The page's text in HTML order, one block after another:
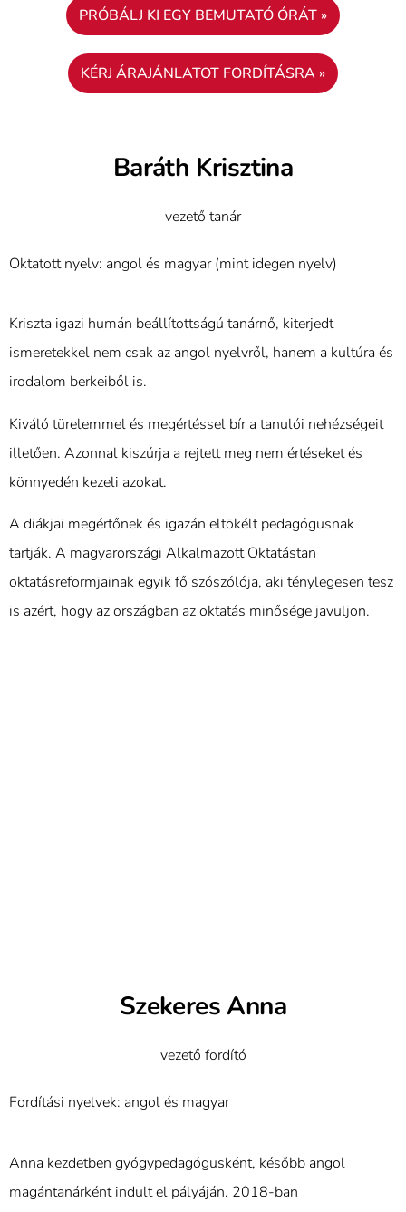
PRÓBÁLJ KI EGY BEMUTATÓ ÓRÁT »
KÉRJ ÁRAJÁNLATOT FORDÍTÁSRA »
Baráth Krisztina
vezető tanár
Oktatott nyelv: angol és magyar (mint idegen nyelv)
Kriszta igazi humán beállítottságú tanárnő, kiterjedt
ismeretekkel nem csak az angol nyelvről, hanem a kultúra és
irodalom berkeiből is.
Kiváló türelemmel és megértéssel bír a tanulói nehézségeit
illetően. Azonnal kiszúrja a rejtett meg nem értéseket és
könnyedén kezeli azokat.
A diákjai megértőnek és igazán eltökélt pedagógusnak
tartják. A magyarországi Alkalmazott Oktatástan
oktatásreformjainak egyik fő szószólója, aki ténylegesen tesz
is azért, hogy az országban az oktatás minősége javuljon.
Szekeres Anna
vezető fordító
Fordítási nyelvek: angol és magyar
Anna kezdetben gyógypedagógusként, később angol
magántanárként indult el pályáján. 2018-ban